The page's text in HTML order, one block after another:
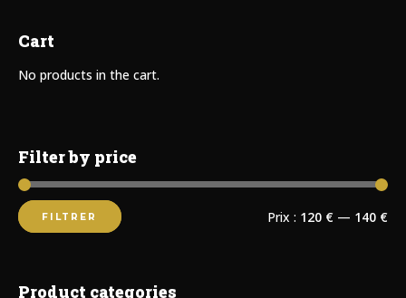
Cart
No products in the cart.
Filter by price
FILTRER Prix : 120 € — 140 €
Product categories